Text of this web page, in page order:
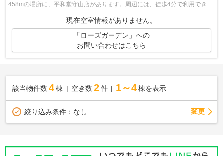
458mの場所に、平和堂守山店があります。周辺には、徒歩4分で利用できる
駅があります。車をお持ちの方にもオス...
現在空室情報がありません。
「ローズガーデン」への
お問い合わせはこちら
該当物件数 4棟 空き数 2 件 1～4 棟を表示
絞り込み条件： なし 変更